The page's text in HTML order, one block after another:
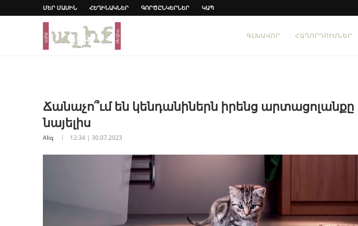
ՄԵՐ ՄԱՍԻՆ ՀԵՂԻՆԱԿՆԵՐ ԳՈՐԾԸՆԿԵՐՆԵՐ ԿԱՊ
ԳԼԽԱՎՈՐ ՀԱՂՈՐԴՈՒՄՆԵՐ
Ճանաչո՞ւմ են կենդանիներն իրենց արտացոլանքը
նայելիս
Aliq 12:34 | 30.07.2023